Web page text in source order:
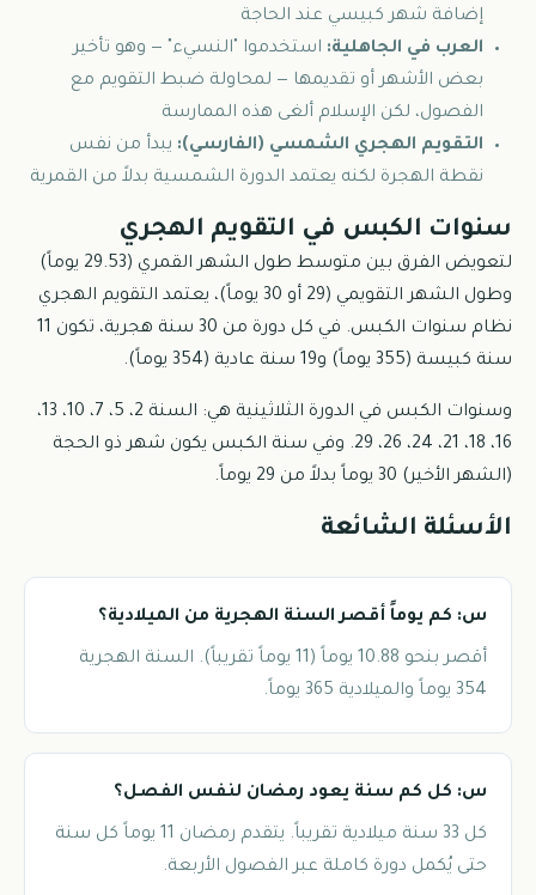
إضافة شهر كبيسي عند الحاجة
العرب في الجاهلية: استخدموا "النسيء" — وهو تأخير
بعض الأشهر أو تقديمها — لمحاولة ضبط التقويم مع
الفصول، لكن الإسلام ألغى هذه الممارسة
التقويم الهجري الشمسي (الفارسي): يبدأ من نفس
نقطة الهجرة لكنه يعتمد الدورة الشمسية بدلاً من القمرية
سنوات الكبس في التقويم الهجري
لتعويض الفرق بين متوسط طول الشهر القمري (29.53 يوماً)
وطول الشهر التقويمي (29 أو 30 يوماً)، يعتمد التقويم الهجري
نظام سنوات الكبس. في كل دورة من 30 سنة هجرية، تكون 11
سنة كبيسة (355 يوماً) و19 سنة عادية (354 يوماً).
وسنوات الكبس في الدورة الثلاثينية هي: السنة 2، 5، 7، 10، 13،
16، 18، 21، 24، 26، 29. وفي سنة الكبس يكون شهر ذو الحجة
(الشهر الأخير) 30 يوماً بدلاً من 29 يوماً.
الأسئلة الشائعة
س: كم يوماً أقصر السنة الهجرية من الميلادية؟
أقصر بنحو 10.88 يوماً (11 يوماً تقريباً). السنة الهجرية
354 يوماً والميلادية 365 يوماً.
س: كل كم سنة يعود رمضان لنفس الفصل؟
كل 33 سنة ميلادية تقريباً. يتقدم رمضان 11 يوماً كل سنة
حتى يُكمل دورة كاملة عبر الفصول الأربعة.